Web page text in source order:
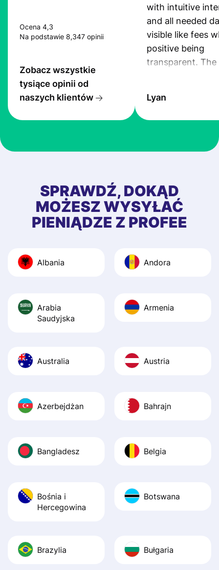
Ocena 4,3
Na podstawie 8,347 opinii
Zobacz wszystkie
tysiące opinii od
naszych klientów
with intuitive
and all needed
visible like fees
positive being
transparent. The
the exchange
at Profee is very
first started
app, and they
quick to provide
and helpful
Recommend it!
Lyan
SPRAWDŹ, DOKĄD
MOŻESZ WYSYŁAĆ
PIENIĄDZE Z PROFEE
Albania Andora
Arabia
Saudyjska
Armenia
Australia Austria
Azerbejdżan Bahrajn
Bangladesz Belgia
Bośnia i
Hercegowina
Botswana
Brazylia Bułgaria